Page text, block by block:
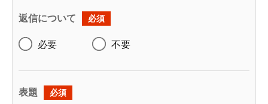
返信について 必須
必要 不要
表題 必須